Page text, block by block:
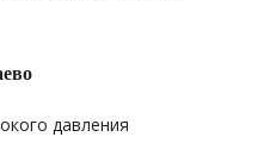
давления